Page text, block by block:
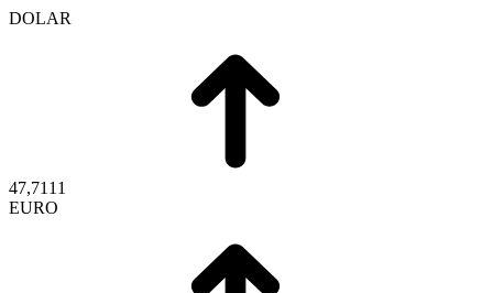
DOLAR
47,7111
EURO